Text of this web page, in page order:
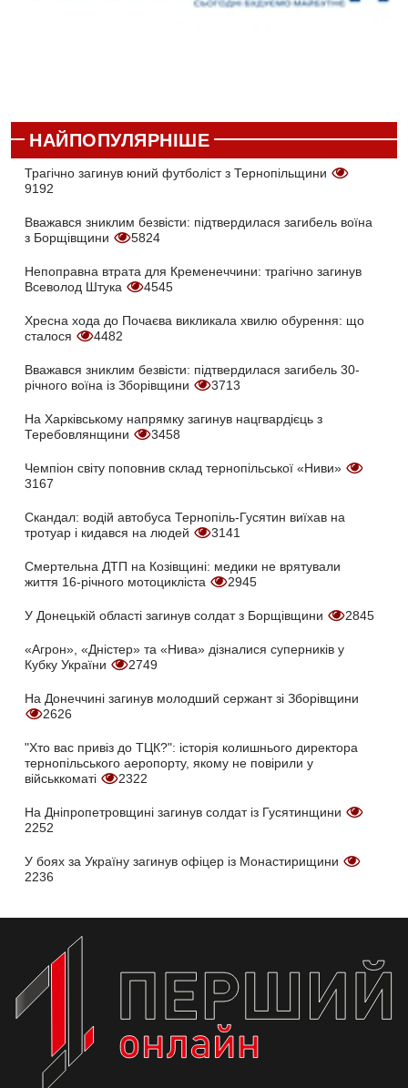
НАЙПОПУЛЯРНІШЕ
Трагічно загинув юний футболіст з Тернопільщини
9192
Вважався зниклим безвісти: підтвердилася загибель воїна
з Борщівщини
5824
Непоправна втрата для Кременеччини: трагічно загинув
Всеволод Штука
4545
Хресна хода до Почаєва викликала хвилю обурення: що
сталося
4482
Вважався зниклим безвісти: підтвердилася загибель 30-
річного воїна із Зборівщини
3713
На Харківському напрямку загинув нацгвардієць з
Теребовлянщини
3458
Чемпіон світу поповнив склад тернопільської «Ниви»
3167
Скандал: водій автобуса Тернопіль-Гусятин виїхав на
тротуар і кидався на людей
3141
Смертельна ДТП на Козівщині: медики не врятували
життя 16-річного мотоцикліста
2945
У Донецькій області загинув солдат з Борщівщини 2845
«Агрон», «Дністер» та «Нива» дізналися суперників у
Кубку України
2749
На Донеччині загинув молодший сержант зі Зборівщини
2626
"Хто вас привіз до ТЦК?": історія колишнього директора
тернопільського аеропорту, якому не повірили у
військкоматі
2322
На Дніпропетровщині загинув солдат із Гусятинщини
2252
У боях за Україну загинув офіцер із Монастирищини
2236